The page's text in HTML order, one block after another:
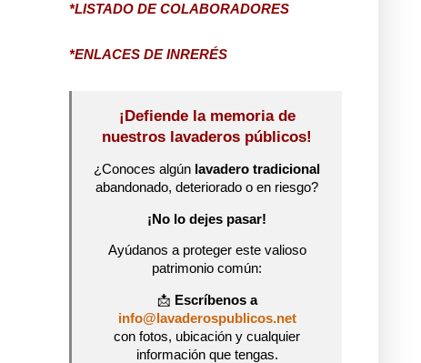
*LISTADO DE COLABORADORES
*ENLACES DE INRERÉS
¡Defiende la memoria de
nuestros lavaderos públicos!
¿Conoces algún lavadero tradicional
abandonado, deteriorado o en riesgo?
¡No lo dejes pasar!
Ayúdanos a proteger este valioso
patrimonio común:
📩 Escríbenos a
info@lavaderospublicos.net
con fotos, ubicación y cualquier
información que tengas.